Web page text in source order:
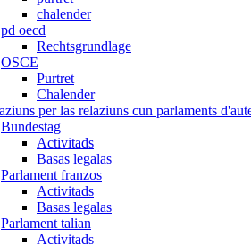
chalender
pd oecd
Rechtsgrundlage
OSCE
Purtret
Chalender
per las relaziuns cun parlaments
Bundestag
Activitads
Basas legalas
Parlament franzos
Activitads
Basas legalas
Parlament talian
Activitads